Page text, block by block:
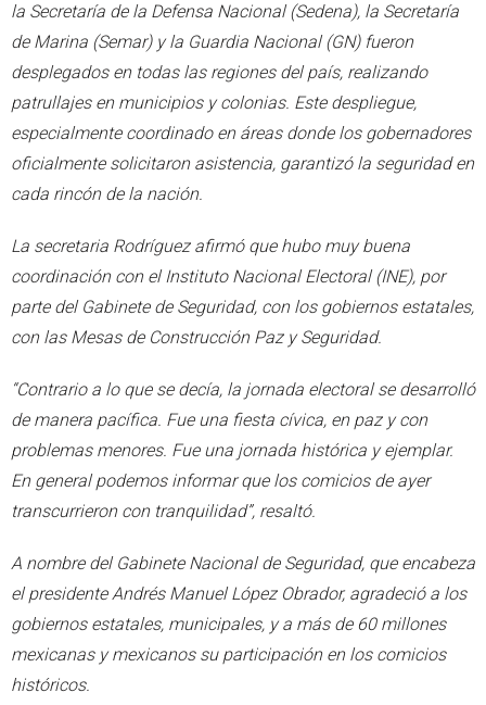
la Secretaría de la Defensa Nacional (Sedena), la Secretaría
de Marina (Semar) y la Guardia Nacional (GN) fueron
desplegados en todas las regiones del país, realizando
patrullajes en municipios y colonias. Este despliegue,
especialmente coordinado en áreas donde los gobernadores
oficialmente solicitaron asistencia, garantizó la seguridad en
cada rincón de la nación.
La secretaria Rodríguez afirmó que hubo muy buena
coordinación con el Instituto Nacional Electoral (INE), por
parte del Gabinete de Seguridad, con los gobiernos estatales,
con las Mesas de Construcción Paz y Seguridad.
“Contrario a lo que se decía, la jornada electoral se desarrolló
de manera pacífica. Fue una fiesta cívica, en paz y con
problemas menores. Fue una jornada histórica y ejemplar.
En general podemos informar que los comicios de ayer
transcurrieron con tranquilidad”, resaltó.
A nombre del Gabinete Nacional de Seguridad, que encabeza
el presidente Andrés Manuel López Obrador, agradeció a los
gobiernos estatales, municipales, y a más de 60 millones
mexicanas y mexicanos su participación en los comicios
históricos.